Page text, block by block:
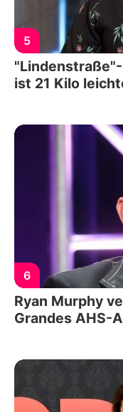
5
ist 21 Kilo
6
Ryan Murphy
Grandes AHS-